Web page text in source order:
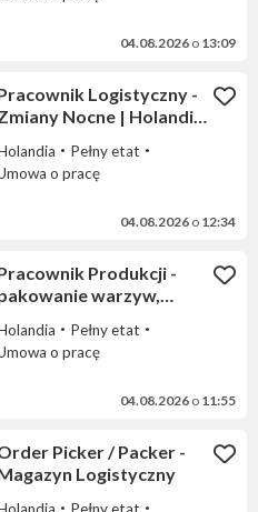
04.08.2026 o 13:09
Logistyczny -
Nocne | Holandia
Pełny etat
o pracę
04.08.2026 o 12:34
Produkcji -
warzyw,
Pełny etat
o pracę
04.08.2026 o 11:55
Picker / Packer -
Logistyczny